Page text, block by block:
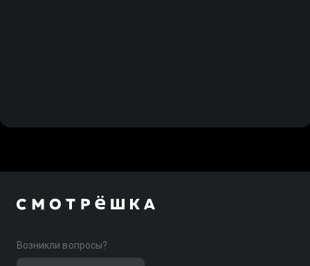
Возникли вопросы?